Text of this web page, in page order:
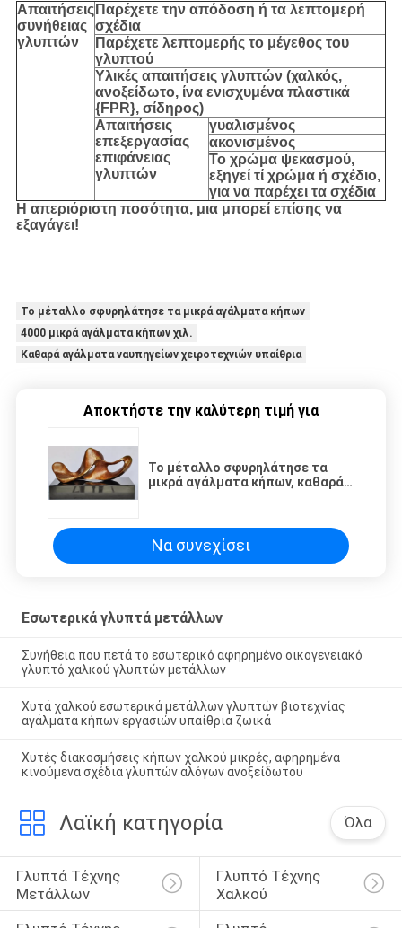
Απαιτήσεις
συνήθειας
γλυπτών
Παρέχετε την απόδοση ή τα λεπτομερή
σχέδια
Παρέχετε λεπτομερής το μέγεθος του
γλυπτού
Υλικές απαιτήσεις γλυπτών (χαλκός,
ανοξείδωτο,ίνα ενισχυμένα πλαστικά
{FPR}, σίδηρος)
Απαιτήσεις
επεξεργασίας
επιφάνειας
γλυπτών
γυαλισμένος
ακονισμένος
Το χρώμα ψεκασμού,
εξηγεί τί χρώμα ή σχέδιο,
για να παρέχει τα σχέδια
Η απεριόριστη ποσότητα, μια μπορεί επίσης να
εξαγάγει!
Το μέταλλο σφυρηλάτησε τα μικρά αγάλματα κήπων
4000 μικρά αγάλματα κήπων χιλ.
Καθαρά αγάλματα ναυπηγείων χειροτεχνιών υπαίθρια
Αποκτήστε την καλύτερη τιμή για
Το μέταλλο σφυρηλάτησε τα
μικρά αγάλματα κήπων, καθαρά
Να συνεχίσει
Εσωτερικά γλυπτά μετάλλων
Συνήθεια που πετά το εσωτερικό αφηρημένο οικογενειακό
γλυπτό χαλκού γλυπτών μετάλλων
Χυτά χαλκού εσωτερικά μετάλλων γλυπτών βιοτεχνίας
αγάλματα κήπων εργασιών υπαίθρια ζωικά
Χυτές διακοσμήσεις κήπων χαλκού μικρές, αφηρημένα
κινούμενα σχέδια γλυπτών αλόγων ανοξείδωτου
Λαϊκή κατηγορία Όλα
Γλυπτά Τέχνης
Μετάλλων
Γλυπτό Τέχνης
Χαλκού